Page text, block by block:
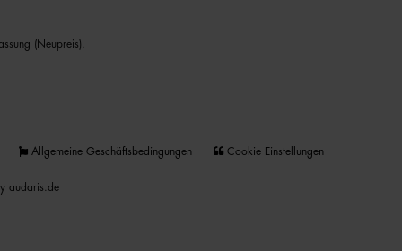
(Neupreis).
Allgemeine Geschäftsbedingungen Cookie Einstellungen
audaris.de